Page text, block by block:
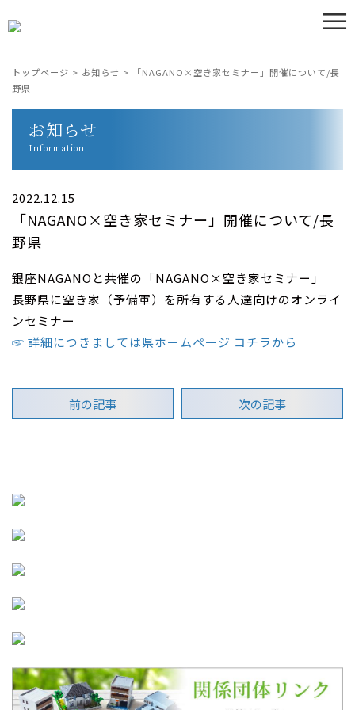
≡
トップページ > お知らせ >
「NAGANO×空き家セミナー」開催について/長
野県
お知らせ
Information
2022.12.15
「NAGANO×空き家セミナー」開催について/長
野県
銀座NAGANOと共催の「NAGANO×空き家セミナー」
長野県に空き家（予備軍）を所有する人達向けのオンライ
ンセミナー
☞ 詳細につきましては県ホームページ コチラから
前の記事 次の記事